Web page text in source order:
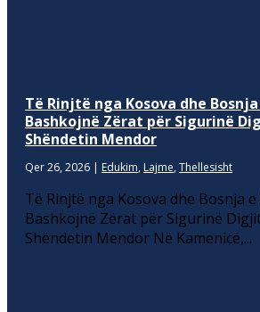
Të Rinjtë nga Kosova dhe
Bashkojnë Zërat për Sigurinë
Shëndetin Mendor
Qer 26, 2026 | Edukim, Lajme, Thellesisht
Të Rinjtë nga Kosova dhe Bosnja
Bashkojnë Zërat për Sigurinë
Shëndetin Mendor Në Kamenicë,...